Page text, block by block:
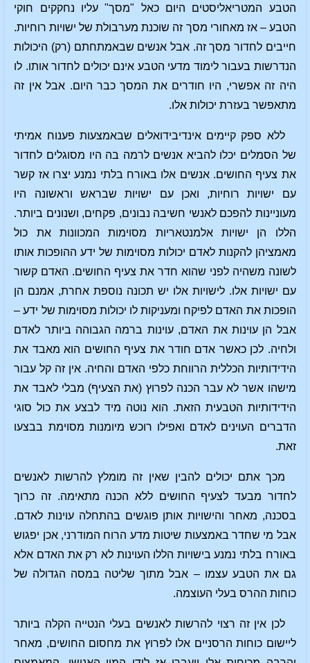
הטבע המטריאליסטים היום כאל "מסך" עליו נחקקים חוקי
הטבע – אז מאחורי מסך זה שוכנת מערבולת של ישויות רוחיות.
חייבים לחדור מסך זה. אבל אנשים שבאמתחתם (רק) היכולות
הנדרשות בעבור לימוד מדעי הטבע אינם יכולים לחדור אותו. לו
היה זה אפשרי, היו חודרים את המסך כבר היום. אבל אין זה
מתאפשר בעזרת יכולות אלו.
ללא ספק קיימים אינדיבידואלים שבאמצעות פענוח אמיתי
של הסמלים יכלו להביא אנשים לרמה בה היו מסוגלים לחדור
את צעיף החושים. אנשים אלו באורח בלתי נמנע יצרו אז קשר
עם ישויות רוחיות, ואכן עם ישויות שבראש וראשונה היו
מעוניינות להפכם לאנשי חשיבה נבונים, פקחים, ושנונים ביותר.
הללו הן ישויות אלמנטאריות מסוימות המכוונות את כול
מאמציהן להקנות לאדם יכולות מסוימות של ידע ההופכות אותו
לשונה משהיה לפני שהוא חדר את צעיף החושים. האדם קשור
עם ישויות אלו. לישויות אלו יש תכונה נוספת אחרת, אמנם הן
הופכות את האדם לפיקח ומעניקות לו יכולות מסוימות של ידע –
אבל הן עוינות את האדם, עוינות ברמה הגבוהה ביותר לאדם
ולחיה. לכן כאשר אדם חודר את צעיף החושים הוא מאבד את
הידידותיות הכללית הרווחת כלפי האדם והחיה. אין זה קל עבור
מישהו אשר לא עבר הכנה לפרוץ (את הצעיף) מבלי לאבד את
הידידותיות הטבעית הזאת. הוא נוטה מיד לבצע את כול סוגי
הדברים העוינים לאדם ואפילו רוכש מיומנות מסוימת בבצעו
זאת.
מכך אתם יכולים להבין שאין זה מומלץ להרשות לאנשים
לחדור מבעד לצעיף החושים ללא הכנה מתאימה. זה כרוך
בסכנה, מאחר והישויות אותן פוגשים בהתחלה עוינות לאדם.
אבל מי שחדר באמצעות שיטות מדע הרוח המודרני, אכן יפגוש
באורח בלתי נמנע בישויות הללו העוינות לא רק את האדם אלא
גם את הטבע עצמו – אבל מתוך שליטה במסה הגדולה של
כוחות ההרס בעלי העוצמה.
לכן אין זה רצוי להרשות לאנשים בעלי הנטייה הקלה ביותר
ליישום כוחות הרסניים אלו לפרוץ את מחסום החושים, מאחר